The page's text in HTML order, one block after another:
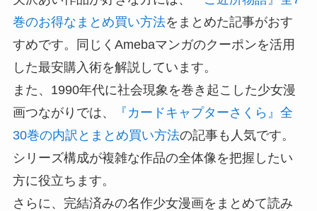
巻のお得なまとめ買い方法をまとめた記事がおす
すめです。同じくAmebaマンガのクーポンを活用
した最安購入術を解説しています。
また、1990年代に社会現象を巻き起こした少女漫
画つながりでは、
『カードキャプターさくら』全
30巻の内訳とまとめ買い方法の記事も人気です。
シリーズ構成が複雑な作品の全体像を把握したい
方に役立ちます。
さらに、完結済みの名作少女漫画をまとめて読み